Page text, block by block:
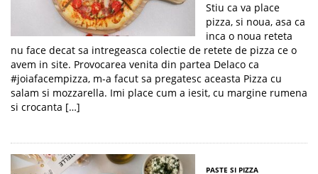
Stiu ca va place
pizza, si noua, asa ca
inca o noua reteta
nu face decat sa intregeasca colectie de retete de pizza ce o
avem in site. Provocarea venita din partea Delaco ca
#joiafacempizza, m-a facut sa pregatesc aceasta Pizza cu
salam si mozzarella. Imi place cum a iesit, cu margine rumena
si crocanta […]
PASTE SI PIZZA